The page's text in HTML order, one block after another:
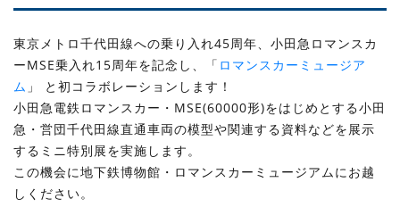
東京メトロ千代田線への乗り入れ45周年、小田急ロマンスカ
ーMSE乗入れ15周年を記念し、「 ロマンスカーミュージア
ム 」 と初コラボレーションします！
小田急電鉄ロマンスカー・MSE(60000形)をはじめとする小田
急・営団千代田線直通車両の模型や関連する資料などを展示
するミニ特別展を実施します。
この機会に地下鉄博物館・ロマンスカーミュージアムにお越
しください。